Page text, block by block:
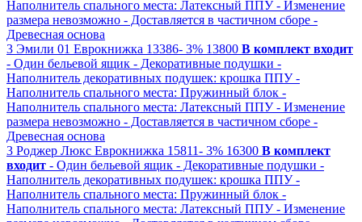
Наполнитель спального места: Латексный ППУ - Изменение
размера невозможно - Доставляется в частичном сборе -
Древесная основа
3 Эмили 01 Еврокнижка 13386- 3% 13800 В комплект входит
- Один бельевой ящик - Декоративные подушки -
Наполнитель декоративных подушек: крошка ППУ -
Наполнитель спального места: Пружинный блок -
Наполнитель спального места: Латексный ППУ - Изменение
размера невозможно - Доставляется в частичном сборе -
Древесная основа
3 Роджер Люкс Еврокнижка 15811- 3% 16300 В комплект
входит - Один бельевой ящик - Декоративные подушки -
Наполнитель декоративных подушек: крошка ППУ -
Наполнитель спального места: Пружинный блок -
Наполнитель спального места: Латексный ППУ - Изменение